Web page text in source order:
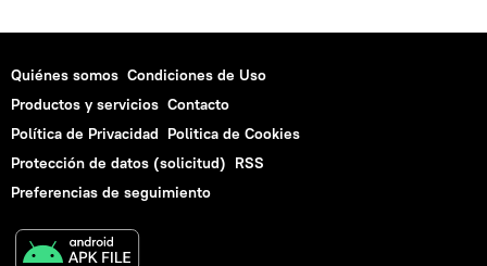
Quiénes somos Condiciones de Uso
Productos y servicios Contacto
Política de Privacidad Politica de Cookies
Protección de datos (solicitud) RSS
Preferencias de seguimiento